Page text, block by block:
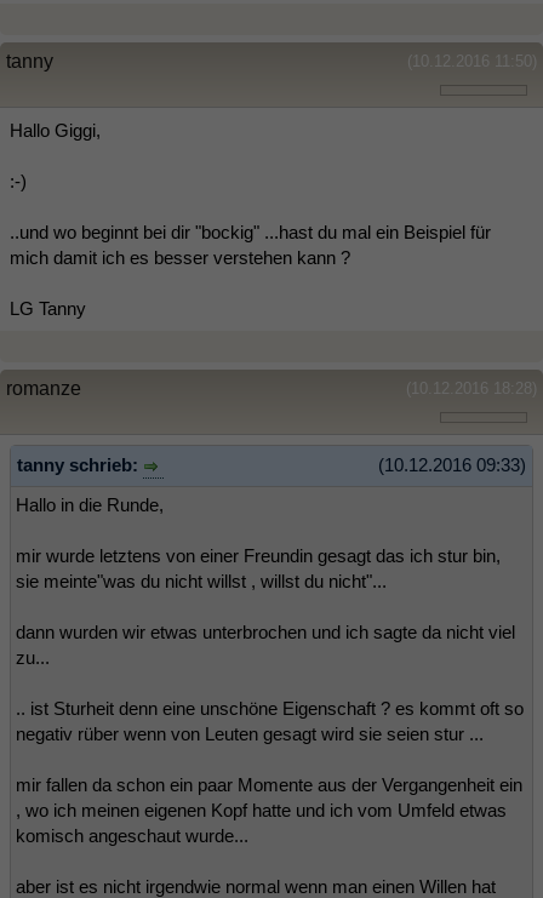
(10.12.2016 11:50)
tanny
Hallo Giggi,
:-)
..und wo beginnt bei dir "bockig" ...hast du mal ein Beispiel für
mich damit ich es besser verstehen kann ?
LG Tanny
(10.12.2016 18:28)
romanze
(10.12.2016 09:33)
tanny schrieb:
Hallo in die Runde,
mir wurde letztens von einer Freundin gesagt das ich stur bin,
sie meinte"was du nicht willst , willst du nicht"...
dann wurden wir etwas unterbrochen und ich sagte da nicht viel
zu...
.. ist Sturheit denn eine unschöne Eigenschaft ? es kommt oft so
negativ rüber wenn von Leuten gesagt wird sie seien stur ...
mir fallen da schon ein paar Momente aus der Vergangenheit ein
, wo ich meinen eigenen Kopf hatte und ich vom Umfeld etwas
komisch angeschaut wurde...
aber ist es nicht irgendwie normal wenn man einen Willen hat